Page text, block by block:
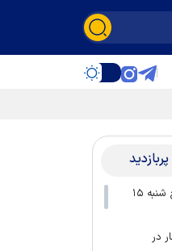
پربازدید
قیمت طلا و سکه امروز پنج شنبه ۱۵
در